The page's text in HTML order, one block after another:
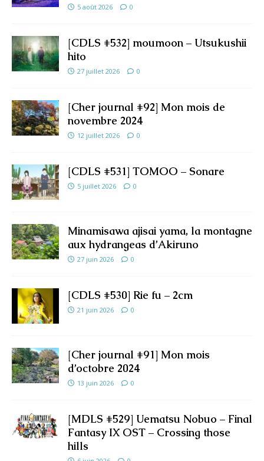
5 août 2026 0
[CDLS #532] moumoon – Utsukushii
hito
27 juillet 2026 0
[Cher journal #92] Mon mois de
novembre 2024
12 juillet 2026 0
[CDLS #531] TOMOO – Sonare
5 juillet 2026 0
Minamisawa ajisai yama, la montagne
aux hydrangeas d’Akiruno
27 juin 2026 0
[CDLS #530] Rie fu – 2cm
21 juin 2026 0
[Cher journal #91] Mon mois
d’octobre 2024
13 juin 2026 0
[MDLS #529] Uematsu Nobuo – Final
Fantasy IX OST – Crossing those
hills